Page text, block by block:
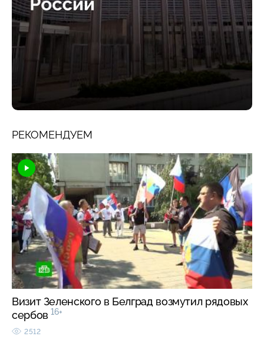
РЕКОМЕНДУЕМ
Визит Зеленского в Белград возмутил рядовых
сербов 16+
2512